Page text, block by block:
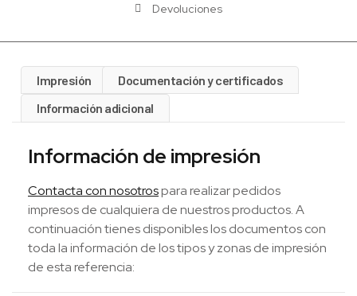
Devoluciones
Impresión
Documentación y certificados
Información adicional
Información de impresión
Contacta con nosotrospara realizar pedidos
impresos de cualquiera de nuestros productos. A
continuación tienes disponibles los documentos con
toda la información de los tipos y zonas de impresión
de esta referencia: